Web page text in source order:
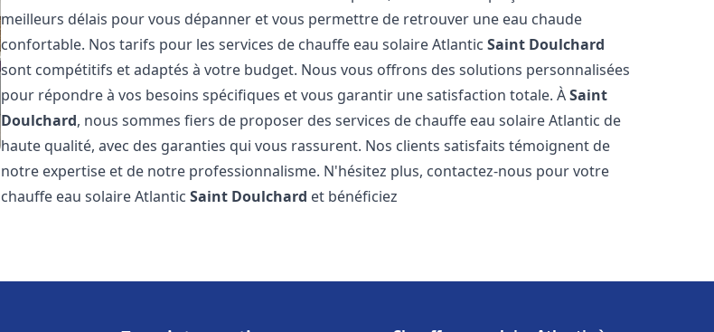
meilleurs délais pour vous dépanner et vous permettre de retrouver une eau chaude
confortable. Nos tarifs pour les services de chauffe eau solaire AtlanticSaint Doulchard
sont compétitifs et adaptés à votre budget. Nous vous offrons des solutions personnalisées
pour répondre à vos besoins spécifiques et vous garantir une satisfaction totale. ÀSaint
Doulchard, nous sommes fiers de proposer des services de chauffe eau solaire Atlantic de
haute qualité, avec des garanties qui vous rassurent. Nos clients satisfaits témoignent de
notre expertise et de notre professionnalisme. N'hésitez plus, contactez-nous pour votre
chauffe eau solaire AtlanticSaint Doulchard et bénéficiez